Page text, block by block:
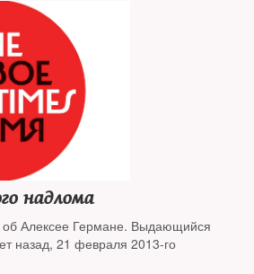
надлома
об Алексее Германе. Выдающийся
назад, 21 февраля 2013-го